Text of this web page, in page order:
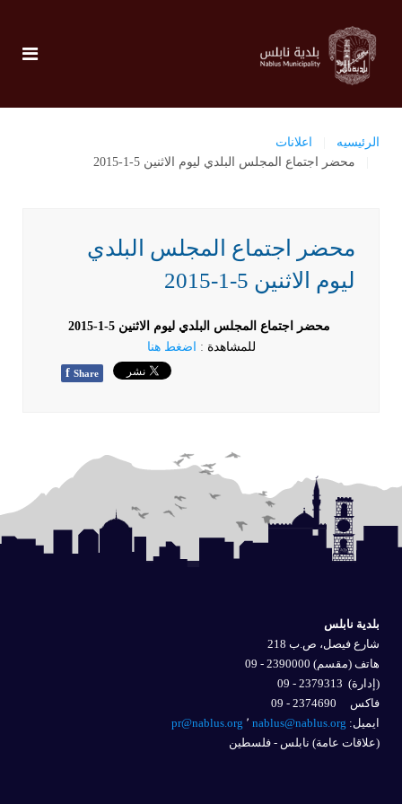
الرئيسيه
اعلانات
محضر اجتماع المجلس البلدي ليوم الاثنين 5-1-2015
محضر اجتماع المجلس البلدي
ليوم الاثنين 5-1-2015
محضر اجتماع المجلس البلدي ليوم الاثنين 5-1-2015
للمشاهدة :
اضغط هنا
f Share
بلدية نابلس
شارع فيصل، ص.ب 218
هاتف (مقسم) 2390000 - 09
(إدارة)
فاكس 2374690 - 09
ايميل: nablus@nablus.org
pr@nablus.org
(علاقات عامة) نابلس - فلسطين